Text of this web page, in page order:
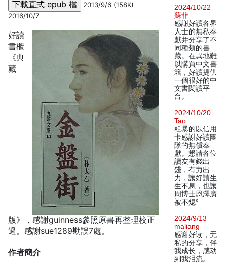
2013/9/6 (158K)
2016/10/7
好讀
書櫃
《典
藏
版》，感謝guinness參照原書再整理校正
過。感謝sue1289勘誤7處。
作者簡介
2024/10/22
蘇菲
感謝好讀各界
人士的無私奉
獻并分享了不
同種類的書
藏。在異地難
以購買中文書
籍，好讀提供
一個很好的中
文書閱讀平
台。
2024/10/20
Tao
粗暴的以信用
卡感謝好讀團
隊的無償奉
獻。懇請各位
讀友有錢出
錢，有力出
力，讓好讀生
生不息，也讓
周博士恩澤廣
被不熄°
2024/9/13
maliang
感谢好读，无
私的分享，伴
我成长，感动
到我泪流。